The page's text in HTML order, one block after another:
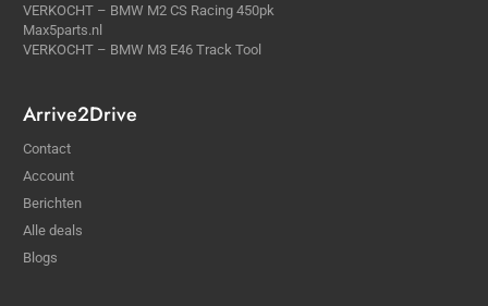
VERKOCHT – BMW M2 CS Racing 450pk
Max5parts.nl
VERKOCHT – BMW M3 E46 Track Tool
Arrive2Drive
Contact
Account
Berichten
Alle deals
Blogs